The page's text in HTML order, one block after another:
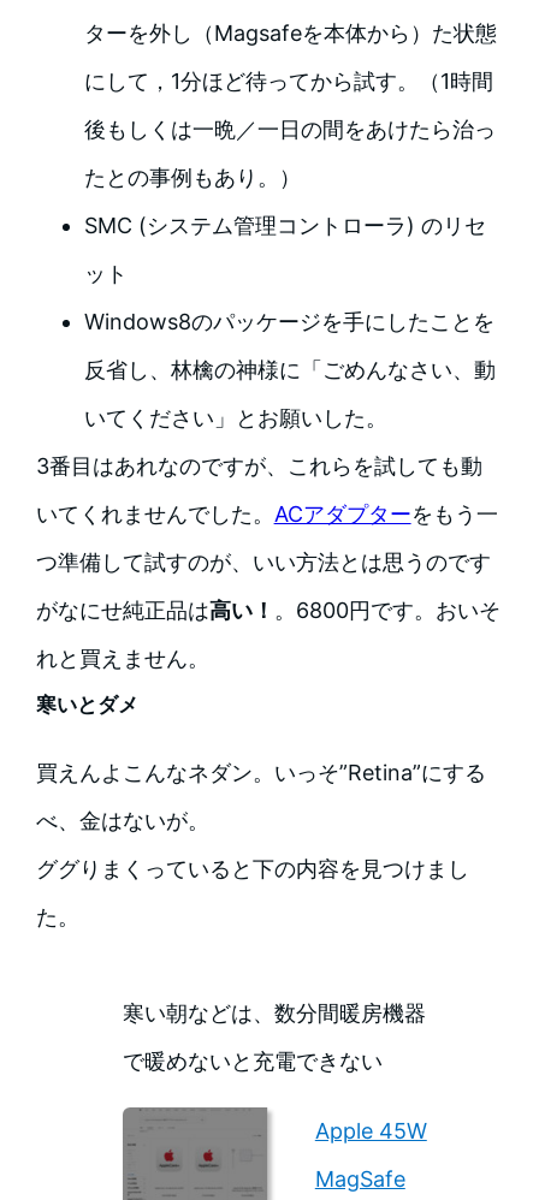
ターを外し（Magsafeを本体から）た状態
にして，1分ほど待ってから試す。（1時間
後もしくは一晩／一日の間をあけたら治っ
たとの事例もあり。）
SMC (システム管理コントローラ) のリセ
ット
Windows8のパッケージを手にしたことを
反省し、林檎の神様に「ごめんなさい、動
いてください」とお願いした。
3番目はあれなのですが、これらを試しても動
いてくれませんでした。 ACアダプターをもう一
つ準備して試すのが、いい方法とは思うのです
がなにせ純正品は高い！ 。6800円です。おいそ
れと買えません。
寒いとダメ
買えんよこんなネダン。いっそ”Retina”にする
べ、金はないが。
ググりまくっていると下の内容を見つけまし
た。
寒い朝などは、数分間暖房機器
で暖めないと充電できない
Apple 45W
MagSafe